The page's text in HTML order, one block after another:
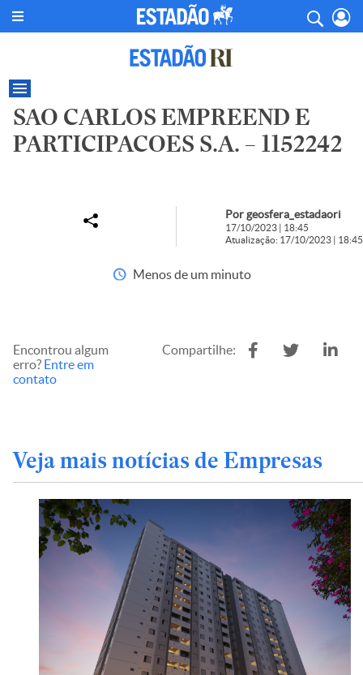
SAO CARLOS EMPREEND E
PARTICIPACOES S.A. – 1152242
Por geosfera_estadaori
17/10/2023 | 18:45
Atualização: 17/10/2023 | 18:45
Menos de um minuto
Encontrou algum
erro? Entre em
contato
Compartilhe:
Veja mais notícias de Empresas